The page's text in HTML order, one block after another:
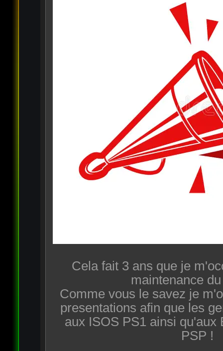
Cela fait 3 ans que je
maintenance
Comme vous le savez je
presentations afin que les
aux ISOS PS1 ainsi qu'aux
PSP !